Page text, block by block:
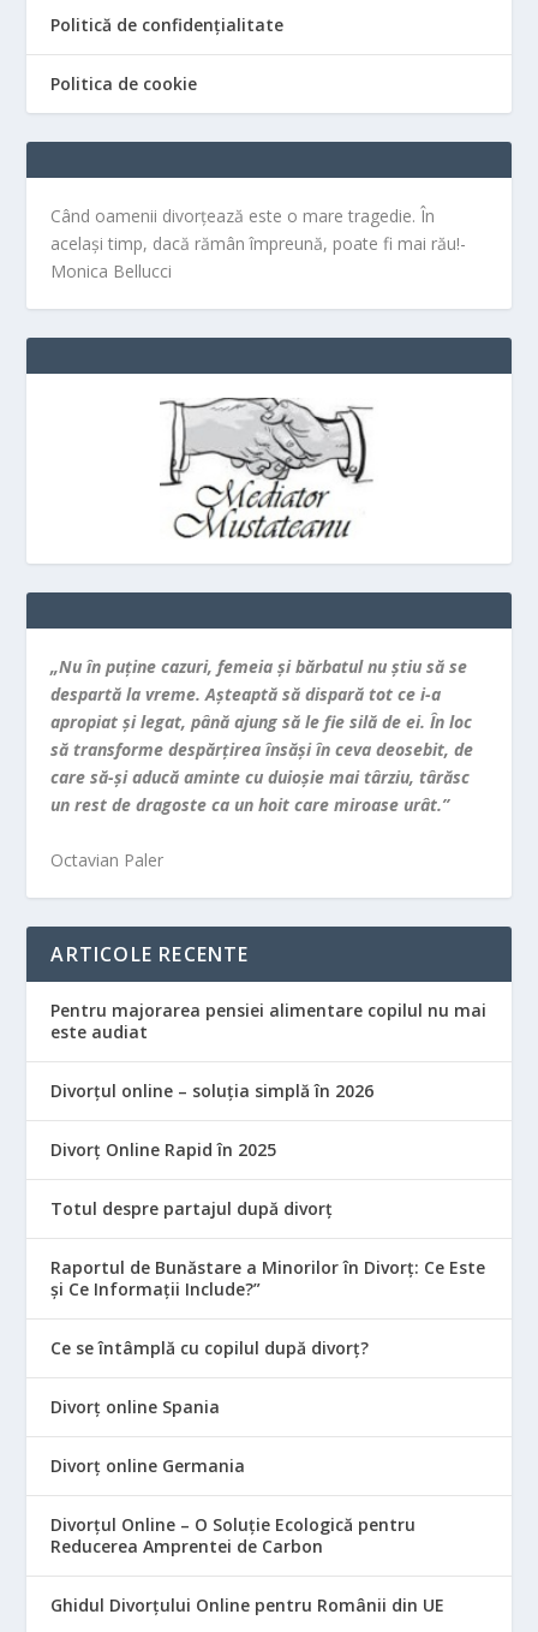
Politică de confidențialitate
Politica de cookie
Când oamenii divorțează este o mare tragedie. În
același timp, dacă rămân împreună, poate fi mai rău!-
Monica Bellucci
„Nu în puţine cazuri, femeia şi bărbatul nu ştiu să se
despartă la vreme. Aşteaptă să dispară tot ce i-a
apropiat şi legat, până ajung să le fie silă de ei. În loc
să transforme despărţirea însăşi în ceva deosebit, de
care să-şi aducă aminte cu duioşie mai târziu, târăsc
un rest de dragoste ca un hoit care miroase urât.”
Octavian Paler
ARTICOLE RECENTE
Pentru majorarea pensiei alimentare copilul nu mai
este audiat
Divorțul online – soluția simplă în 2026
Divorț Online Rapid în 2025
Totul despre partajul după divorț
Raportul de Bunăstare a Minorilor în Divorț: Ce Este
și Ce Informații Include?”
Ce se întâmplă cu copilul după divorț?
Divorț online Spania
Divorț online Germania
Divorțul Online – O Soluție Ecologică pentru
Reducerea Amprentei de Carbon
Ghidul Divorțului Online pentru Românii din UE